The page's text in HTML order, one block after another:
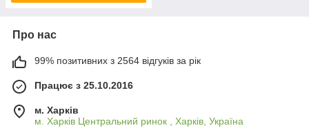
Про нас
99% позитивних з 2564 відгуків за рік
Працює з 25.10.2016
м. Харків
м. Харків Центральний ринок , Харків, Україна